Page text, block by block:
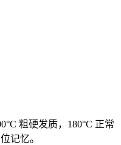
粗硬发质，180°C 正常
记忆。